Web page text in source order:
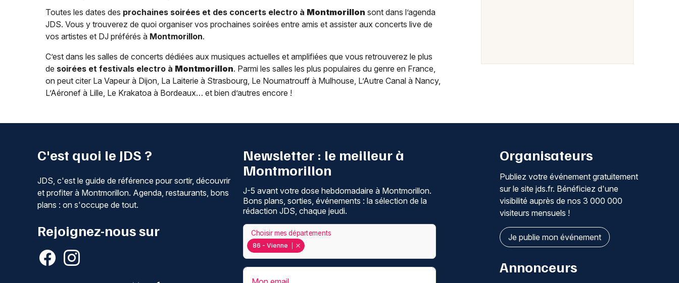
Toutes les dates des prochaines soirées et des concerts electro à Montmorillon sont dans l’agenda
JDS. Vous y trouverez de quoi organiser vos prochaines soirées entre amis et assister aux concerts live de
vos artistes et DJ préférés à Montmorillon.
C’est dans les salles de concerts dédiées aux musiques actuelles et amplifiées que vous retrouverez le plus
de soirées et festivals electro à Montmorillon. Parmi les salles les plus populaires du genre en France,
on peut citer La Vapeur à Dijon, La Laiterie à Strasbourg, Le Noumatrouff à Mulhouse, L’Autre Canal à Nancy,
L’Aéronef à Lille, Le Krakatoa à Bordeaux… et bien d’autres encore !
C'est quoi le JDS ?
JDS, c'est le guide de référence pour sortir, découvrir
et profiter à Montmorillon. Agenda, restaurants, bons
plans : on s'occupe de tout.
Rejoignez-nous sur
Newsletter : le meilleur à
Montmorillon
J-5 avant votre dose hebdomadaire à Montmorillon.
Bons plans, sorties, événements : la sélection de la
rédaction JDS, chaque jeudi.
86 - Vienne
Choisir mes départements
Organisateurs
Publiez votre événement gratuitement
sur le site jds.fr. Bénéficiez d'une
visibilité auprès de nos 3 000 000
visiteurs mensuels !
Je publie mon événement
Annonceurs